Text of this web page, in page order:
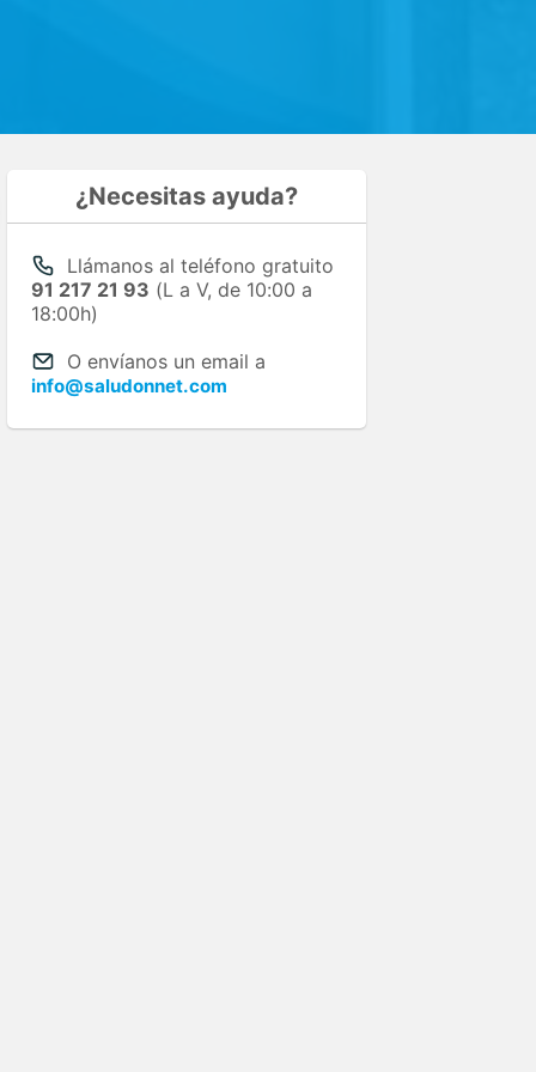
¿Necesitas ayuda?
Llámanos al teléfono gratuito
91 217 21 93 (L a V, de 10:00 a
18:00h)
O envíanos un email a
info@saludonnet.com